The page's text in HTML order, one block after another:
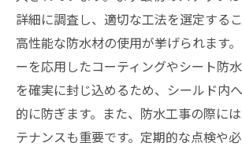
詳細に調査し、適切な工法を選定するこ
高性能な防水材の使用が挙げられます
ーを応用したコーティングやシート防
を確実に封じ込めるため、シールド内
的に防ぎます。また、防水工事の際に
テナンスも重要です。定期的な点検や